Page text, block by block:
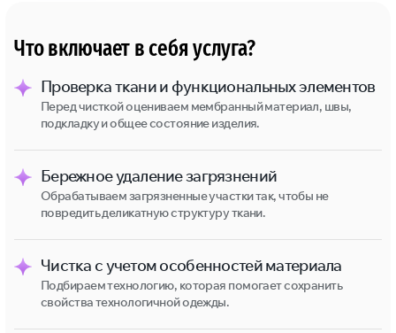
Что включает в себя услуга?
Проверка ткани и функциональных элементов
Перед чисткой оцениваем мембранный материал, швы,
подкладку и общее состояние изделия.
Бережное удаление загрязнений
Обрабатываем загрязненные участки так, чтобы не
повредить деликатную структуру ткани.
Чистка с учетом особенностей материала
Подбираем технологию, которая помогает сохранить
свойства технологичной одежды.